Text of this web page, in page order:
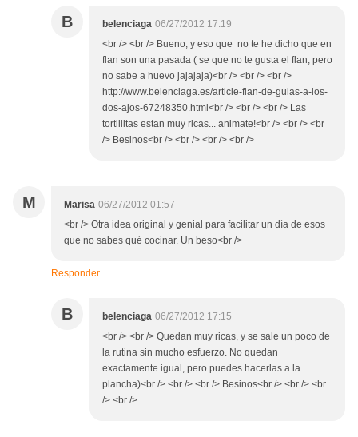
B belenciaga 06/27/2012 17:19
<br /> <br /> Bueno, y eso que no te he dicho que en
flan son una pasada ( se que no te gusta el flan, pero
no sabe a huevo jajajaja)<br /> <br /> <br />
http://www.belenciaga.es/article-flan-de-gulas-a-los-
dos-ajos-67248350.html<br /> <br /> <br /> Las
tortillitas estan muy ricas... animate!<br /> <br /> <br
/> Besinos<br /> <br /> <br /> <br />
M Marisa 06/27/2012 01:57
<br /> Otra idea original y genial para facilitar un día de esos
que no sabes qué cocinar. Un beso<br />
Responder
B belenciaga 06/27/2012 17:15
<br /> <br /> Quedan muy ricas, y se sale un poco de
la rutina sin mucho esfuerzo. No quedan
exactamente igual, pero puedes hacerlas a la
plancha)<br /> <br /> <br /> Besinos<br /> <br /> <br
/> <br />